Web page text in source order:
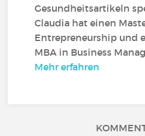
Gesundheitsartikeln
Claudia hat einen
Entrepreneurship und
MBA in Business
Mehr erfahren